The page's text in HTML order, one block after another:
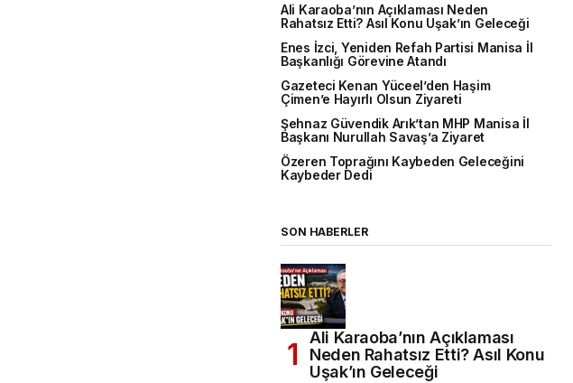
Ali Karaoba’nın Açıklaması Neden
Rahatsız Etti? Asıl Konu Uşak’ın Geleceği
Enes İzci, Yeniden Refah Partisi Manisa İl
Başkanlığı Görevine Atandı
Gazeteci Kenan Yüceel’den Haşim
Çimen’e Hayırlı Olsun Ziyareti
Şehnaz Güvendik Arık’tan MHP Manisa İl
Başkanı Nurullah Savaş’a Ziyaret
Özeren Toprağını Kaybeden Geleceğini
Kaybeder Dedi
SON HABERLER
Ali Karaoba’nın Açıklaması
Neden Rahatsız Etti? Asıl Konu
Uşak’ın Geleceği